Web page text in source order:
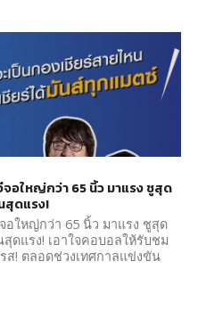
จอใหญ่กว่า 65 นิ้ว มาแรง ชูสุด
สุดแรง!
จอใหญ่กว่า 65 นิ้ว มาแรง ชูสุด
ดแรง! เอาใจคอบอลให้รับชม
ส! ตลอดช่วงเทศกาลแข่งขัน